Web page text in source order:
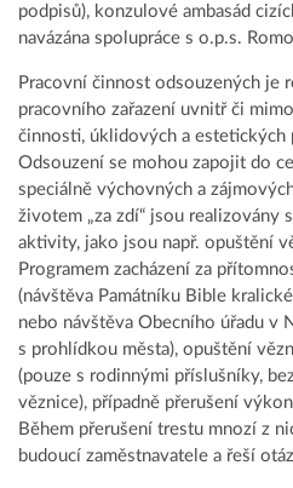
podpisů), konzulové ambasád
navázána spolupráce s o.p.s.
Pracovní činnost odsouzených je
pracovního zařazení uvnitř či
činnosti, úklidových a estetických
Odsouzení se mohou zapojit do
speciálně výchovných a
životem „za zdí“ jsou realizovány
aktivity, jako jsou např. opuštění
Programem zacházení za
(návštěva Památníku Bible
nebo návštěva Obecního úřadu v
s prohlídkou města), opuštění
(pouze s rodinnými příslušníky,
věznice), případně přerušení
Během přerušení trestu mnozí z
budoucí zaměstnavatele a řeší